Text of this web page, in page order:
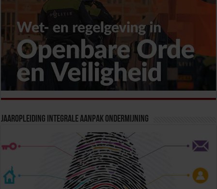
Jaaropleiding Integrale Aanpak Ondermijning